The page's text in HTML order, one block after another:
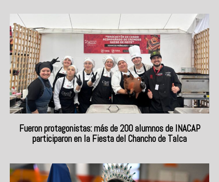
Fueron protagonistas: más de 200 alumnos de INACAP
participaron en la Fiesta del Chancho de Talca